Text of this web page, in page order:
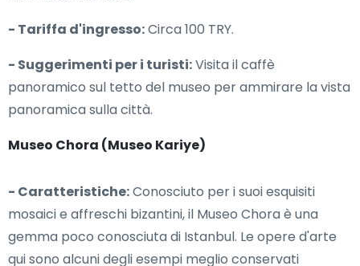
- Tariffa d'ingresso:Circa 100 TRY.
- Suggerimenti per i turisti:Visita il caffè
panoramico sul tetto del museo per ammirare la vista
panoramica sulla città.
Museo Chora (Museo Kariye)
- Caratteristiche:Conosciuto per i suoi esquisiti
mosaici e affreschi bizantini, il Museo Chora è una
gemma poco conosciuta di Istanbul. Le opere d'arte
qui sono alcuni degli esempi meglio conservati